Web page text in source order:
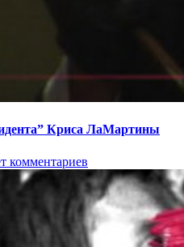
Криса ЛаМартины
комментариев